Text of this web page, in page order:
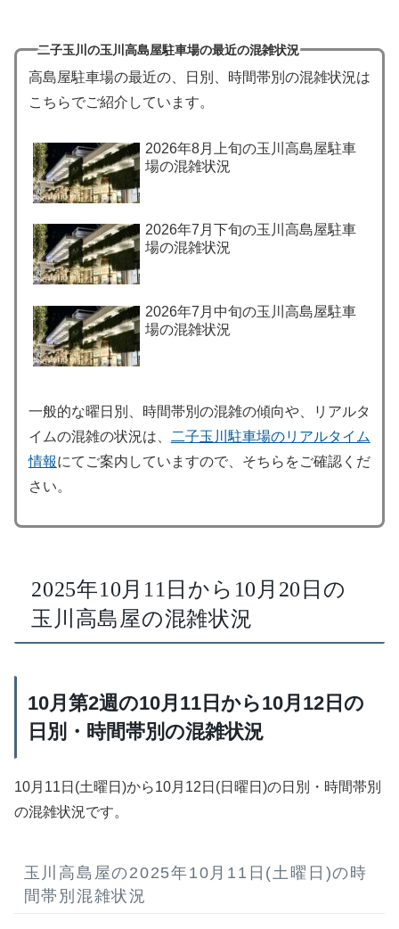
二子玉川の玉川高島屋駐車場の最近の混雑状況
高島屋駐車場の最近の、日別、時間帯別の混雑状況は
こちらでご紹介しています。
2026年8月上旬の玉川高島屋駐車
場の混雑状況
2026年7月下旬の玉川高島屋駐車
場の混雑状況
2026年7月中旬の玉川高島屋駐車
場の混雑状況
一般的な曜日別、時間帯別の混雑の傾向や、リアルタ
イムの混雑の状況は、
二子玉川駐車場のリアルタイム
情報にてご案内していますので、そちらをご確認くだ
さい。
2025年10月11日から10月20日の
玉川高島屋の混雑状況
10月第2週の10月11日から10月12日の
日別・時間帯別の混雑状況
10月11日(土曜日)から10月12日(日曜日)の日別・時間帯別
の混雑状況です。
玉川高島屋の2025年10月11日(土曜日)の時
間帯別混雑状況